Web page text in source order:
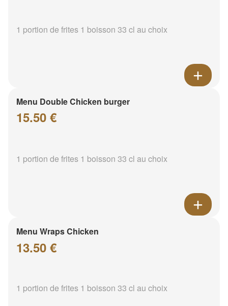
1 portion de frites 1 boisson 33 cl au choix
Menu Double Chicken burger
15.50 €
1 portion de frites 1 boisson 33 cl au choix
Menu Wraps Chicken
13.50 €
1 portion de frites 1 boisson 33 cl au choix